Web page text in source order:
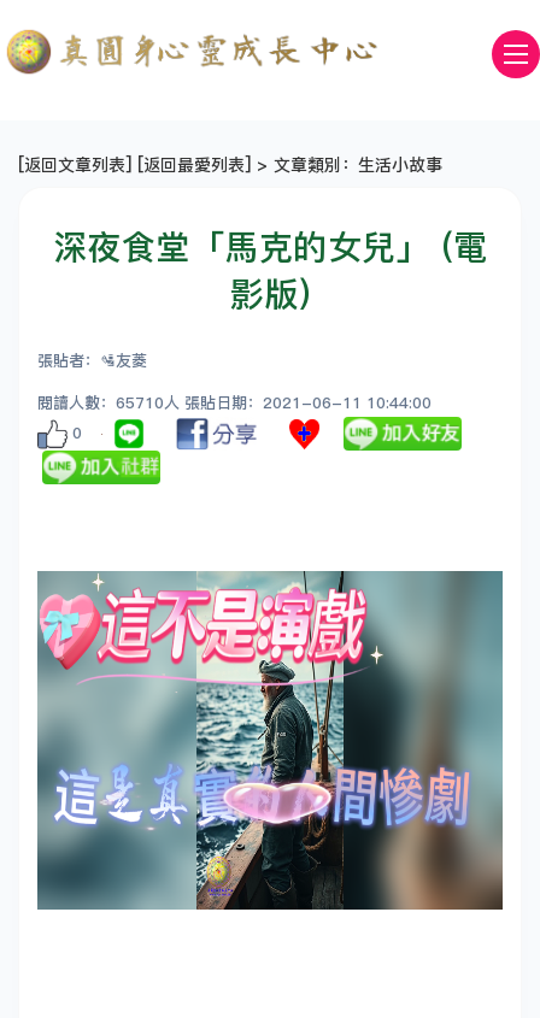
[返回文章列表] [返回最愛列表] > 文章類別：生活小故事
深夜食堂「馬克的女兒」 (電
影版)
張貼者：🛂友菱
閱讀人數：65710人 張貼日期：2021-06-11 10:44:00
0